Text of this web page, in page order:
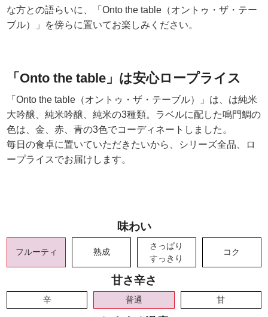
な方との語らいに、「Onto the table（オントゥ・ザ・テー
ブル）」を傍らに置いてお楽しみください。
「Onto the table」は安心ロープライス
「Onto the table（オントゥ・ザ・テーブル）」は、は純米
大吟醸、純米吟醸、純米の3種類。ラベルに配した鳴門鯛の
色は、金、赤、青の3色でコーディネートしました。
毎日の食卓に置いていただきたいから、シリーズ全品、ロ
ープライスでお届けします。
味わい
フルーティ 熟成
さっぱり
すっきり
コク
甘さ辛さ
辛 普通 甘